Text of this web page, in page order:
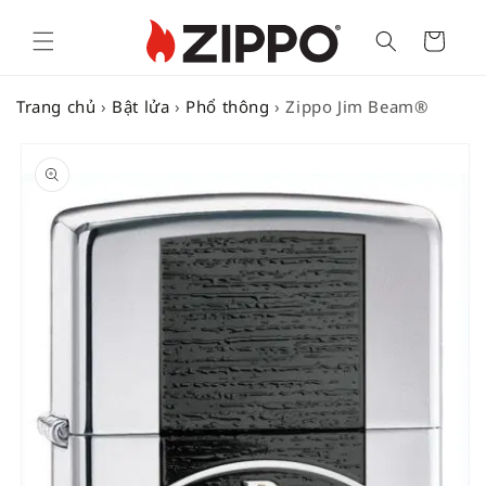
Cart
Trang chủ › Bật lửa › Phổ thông ›Zippo Jim Beam®
PRODUCT
INFORMATION